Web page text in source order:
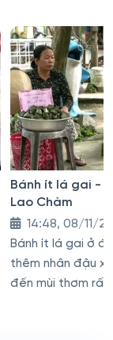
Bánh ít lá gai -
Lao Chàm
14:48, 08/11/
Bánh ít lá gai ở
thêm nhân đậu
đến mùi thơm rất